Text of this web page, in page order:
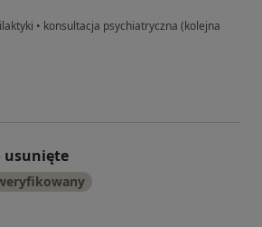
• konsultacja psychiatryczna (kolejna
usunięte